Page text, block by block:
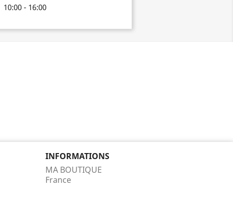
10:00 - 16:00
INFORMATIONS
MA BOUTIQUE
France